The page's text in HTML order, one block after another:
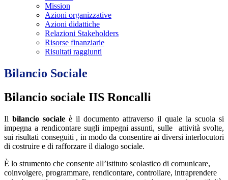
Mission
Azioni organizzative
Azioni didattiche
Relazioni Stakeholders
Risorse finanziarie
Risultati raggiunti
Bilancio Sociale
Bilancio sociale IIS Roncalli
Il bilancio sociale è il documento attraverso il quale la scuola si
impegna a rendicontare sugli impegni assunti, sulle attività svolte,
sui risultati conseguiti , in modo da consentire ai diversi interlocutori
di costruire e di rafforzare il dialogo sociale.
È lo strumento che consente all’istituto scolastico di comunicare,
coinvolgere, programmare, rendicontare, controllare, intraprendere